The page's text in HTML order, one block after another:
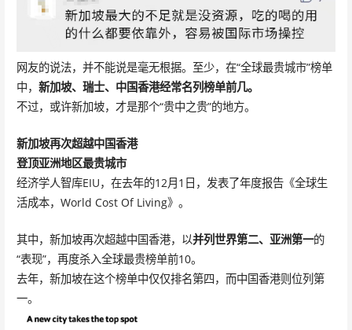
网友的说法，并不能说是毫无根据。至少，在“全球最贵城市”榜单
中， 新加坡、瑞士、中国香港经常名列榜单前几。
不过，或许新加坡，才是那个“贵中之贵”的地方。
新加坡再次超越中国香港
登顶亚洲地区最贵城市
经济学人智库EIU，在去年的12月1日，发表了年度报告《全球生
活成本，World Cost Of Living》。
其中，新加坡再次超越中国香港，以并列世界第二、亚洲第一的
“表现”，再度杀入全球最贵榜单前10。
去年，新加坡在这个榜单中仅仅排名第四，而中国香港则位列第
一。